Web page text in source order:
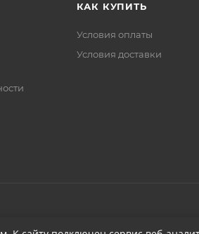
КАК КУПИТЬ
Условия оплаты
Условия доставки